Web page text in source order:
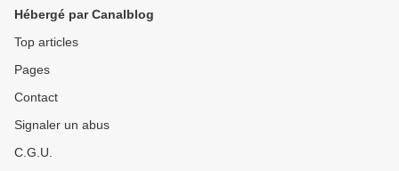
Hébergé par Canalblog
Top articles
Pages
Contact
Signaler un abus
C.G.U.